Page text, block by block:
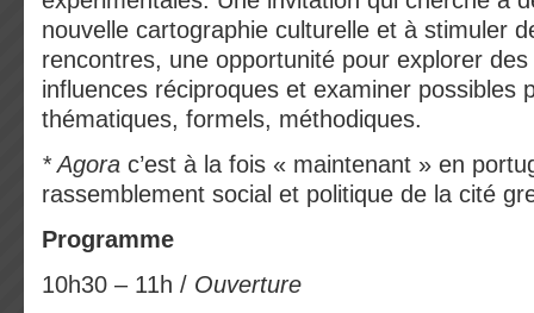
nouvelle cartographie culturelle et à stimuler
rencontres, une opportunité pour explorer
influences réciproques et examiner possibles
thématiques, formels, méthodiques.
* Agora c’est à la fois « maintenant » en
rassemblement social et politique de la cité
Programme
10h30 – 11h / Ouverture